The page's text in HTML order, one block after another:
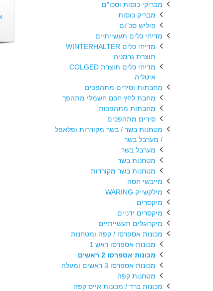
מבריקי כוסות וסכו"ם
מבריק כוסות
פוליש סכ"ום
מדיחי כלים תעשייתיים
מדיחי כלים WINTERHALTER
תוצרת גרמניה
מדיחי כלים תוצרת COLGED
איטליה
מחבתות וסירים מתהפכים
מחבת לחץ חכם חשמלי מתהפך
מחבתות מתהפכות
סירים מתהפכים
מטחנות בשר / בשר מקוררות ופלאפל
/ מערבל בשר
מערבל בשר
מטחנות בשר
מטחנות בשר מקוררות
מייבשי חסה
מילקשייק WARING
מיקסרים
מיקסרים ידניים
מיקרוגלים תעשייתיים
מכונות אספרסו / קפה ומטחנות
מכונות אספרסו ראש 1
מכונות אספרסו 2 ראשים
מכונות אספרסו 3 ראשים ומעלה
מטחנות קפה
מכונות ברד / מכונות אייס קפה